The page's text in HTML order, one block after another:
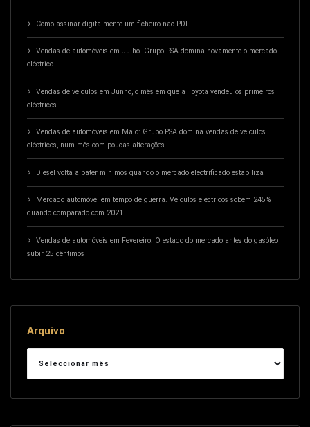
Como assinar digitalmente um ficheiro não PDF
Vendas de automóveis em Julho. Grupo PSA domina novamente o mercado
eléctrico
Vendas de veículos em Junho, o mês em que a Toyota vendeu os primeiros
eléctricos.
Vendas de automóveis em Maio: Grupo PSA domina vendas de veículos
eléctricos, num mês com poucas alterações.
Diesel volta a bater mínimos quando o mercado electrificado estabiliza
Mercado automóvel em tempo de guerra. Veículos eléctricos sobem 245%
quando comparado com 2021.
Vendas de automóveis em Fevereiro. O estado do mercado antes do gasóleo
subir 25 cêntimos
Arquivo